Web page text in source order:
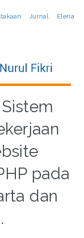
Jurnal Elena
pada
dan